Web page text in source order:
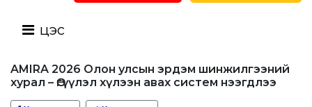
цэс
AMIRA 2026 Олон улсын эрдэм шинжилгээний
хурал – Өгүүлэл хүлээн авах систем нээгдлээ